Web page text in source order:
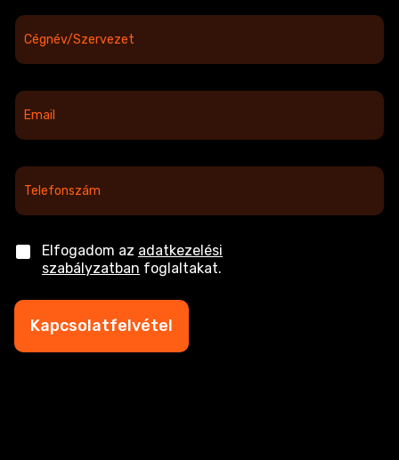
C
g
é
E
m
a
l
T
l
f
o
z
m
C
c
o
Elfogadom az adatkezelési
szabályzatban foglaltakat.
Kapcsolatfelvétel